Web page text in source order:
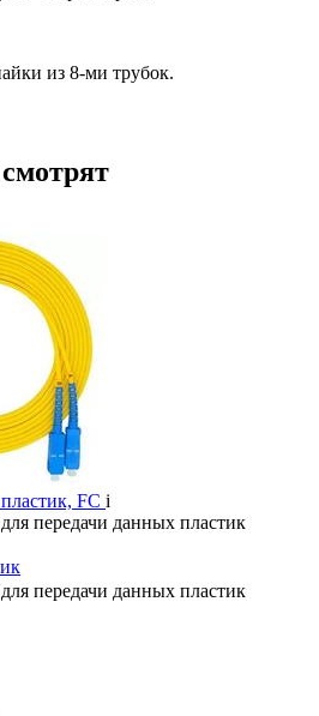
из 8-ми трубок.
FC i
передачи данных пластик
передачи данных пластик